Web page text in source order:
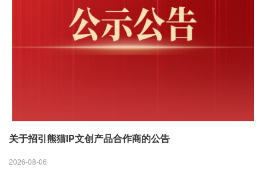
关于招引熊猫IP文创产品合作商的公告
2026-08-06